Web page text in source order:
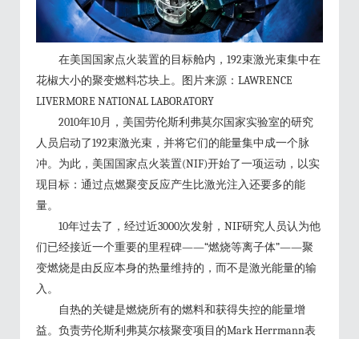
在美国国家点火装置的目标舱内，192束激光束集中在
花椒大小的聚变燃料芯块上。图片来源：LAWRENCE
LIVERMORE NATIONAL LABORATORY
2010年10月，美国劳伦斯利弗莫尔国家实验室的研究
人员启动了192束激光束，并将它们的能量集中成一个脉
冲。为此，美国国家点火装置(NIF)开始了一项运动，以实
现目标：通过点燃聚变反应产生比激光注入还要多的能
量。
10年过去了，经过近3000次发射，NIF研究人员认为他
们已经接近一个重要的里程碑——“燃烧等离子体”——聚
变燃烧是由反应本身的热量维持的，而不是激光能量的输
入。
自热的关键是燃烧所有的燃料和获得失控的能量增
益。负责劳伦斯利弗莫尔核聚变项目的Mark Herrmann表